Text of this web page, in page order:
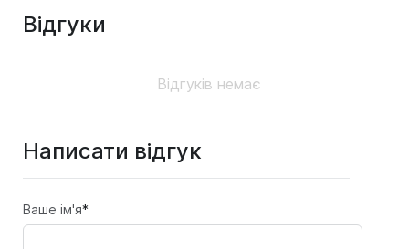
Відгуки
Відгуків немає
Написати відгук
Ваше ім'я*